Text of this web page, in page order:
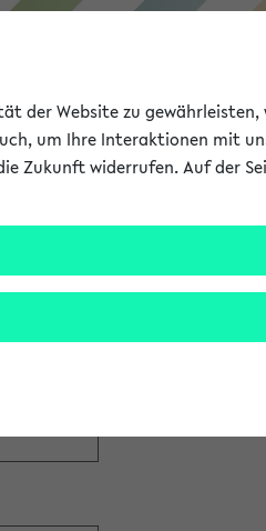
der Website zu
um Ihre Interaktionen mit
Zukunft widerrufen. Auf der